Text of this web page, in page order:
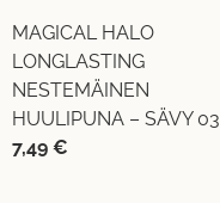
MAGICAL HALO
LONGLASTING
NESTEMÄINEN
HUULIPUNA – SÄVY 03
7,49 €